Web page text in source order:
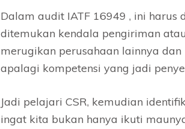
Dalam audit IATF 16949 , ini harus
ditemukan kendala pengiriman
merugikan perusahaan lainnya
apalagi kompetensi yang jadi
Jadi pelajari CSR, kemudian
ingat kita bukan hanya ikuti